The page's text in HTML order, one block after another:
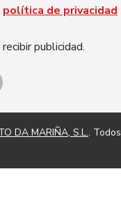
política de privacidad
publicidad.
DA MARIÑA, S.L.. Todos